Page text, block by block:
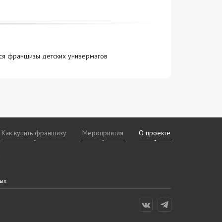
франшизы детских универмагов
Как купить франшизу Мероприятия О проекте